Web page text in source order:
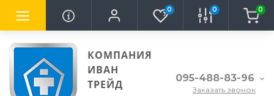
0 0 0
КОМПАНИЯ
ИВАН
ТРЕЙД
095-488-83-96
Заказать звонок